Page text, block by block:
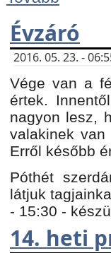
Évzáró
2016. 05. 23. -
Vége van a
értek.
nagyon lesz,
valakinek
Erről később
Póthét
látjuk
- 15:30 -
14. heti